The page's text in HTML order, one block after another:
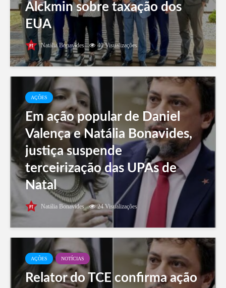
Alckmin sobre taxação dos
EUA
Natália Bonavides 40 Visualizações
AÇÕES
Em ação popular de Daniel
Valença e Natália Bonavides,
justiça suspende
terceirização das UPAs de
Natal
Natália Bonavides 24 Visualizações
AÇÕES NOTÍCIAS
Relator do TCE confirma ação